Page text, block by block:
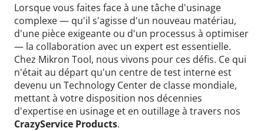
Lorsque vous faites face à une tâche d'usinage
complexe — qu'il s'agisse d'un nouveau matériau,
d'une pièce exigeante ou d'un processus à optimiser
— la collaboration avec un expert est essentielle.
Chez Mikron Tool, nous vivons pour ces défis. Ce qui
n'était au départ qu'un centre de test interne est
devenu un Technology Center de classe mondiale,
mettant à votre disposition nos décennies
d'expertise en usinage et en outillage à travers nos
CrazyService Products.